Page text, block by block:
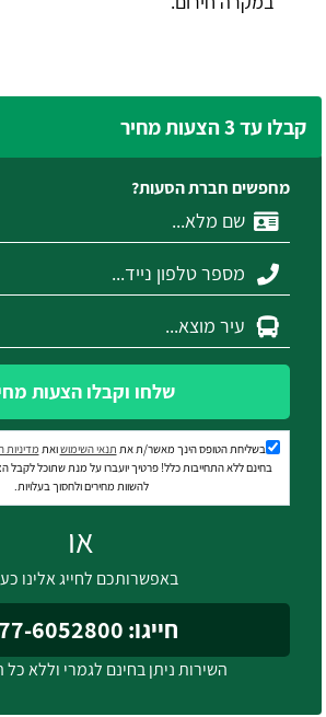
קבלו עד 3 הצעות מחיר
מחפשים חברת הסעות?
שלחו וקבלו הצעות
בשליחת הטופס הינך מאשר/ת את תנאי השימושואת מדיניות
בחינם ללא התחייבות כלל! פרטיך יועברו על מנת שתוכל לקבל
להשוות מחירים ולחסוך בעלויות.
או
באפשרותכם לחייג אלינו
חייגו: 077-6052800
השירות ניתן בחינם לגמרי וללא כל